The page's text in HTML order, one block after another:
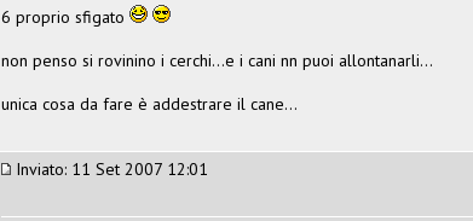
6 proprio sfigato
non penso si rovinino i cerchi...e i cani nn puoi allontanarli...
unica cosa da fare è addestrare il cane...
Inviato: 11 Set 2007 12:01